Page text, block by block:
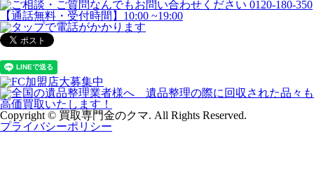
Copyright © 買取専門金のクマ. All Rights Reserved.
プライバシーポリシー